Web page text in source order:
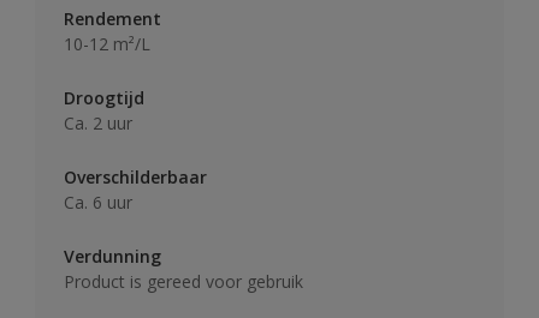
Rendement
10-12 m²/L
Droogtijd
Ca. 2 uur
Overschilderbaar
Ca. 6 uur
Verdunning
Product is gereed voor gebruik